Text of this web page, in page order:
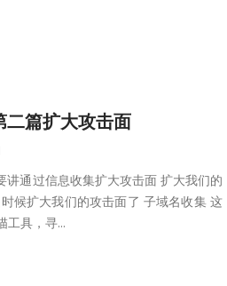
篇扩大攻击面
讲通过信息收集扩大攻击面 扩大我们的
候扩大我们的攻击面了 子域名收集 这
工具，寻...